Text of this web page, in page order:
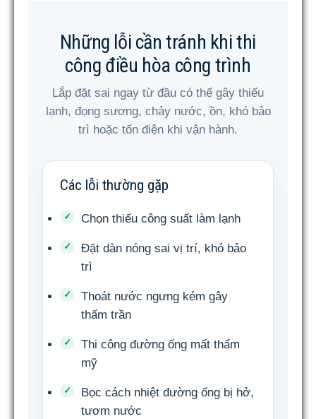
Những lỗi cần tránh khi thi
công điều hòa công trình
Lắp đặt sai ngay từ đầu có thể gây thiếu
lạnh, đọng sương, chảy nước, ồn, khó bảo
trì hoặc tốn điện khi vận hành.
Các lỗi thường gặp
Chọn thiếu công suất làm lạnh
Đặt dàn nóng sai vị trí, khó bảo
trì
Thoát nước ngưng kém gây
thấm trần
Thi công đường ống mất thẩm
mỹ
Bọc cách nhiệt đường ống bị hở,
tươm nước